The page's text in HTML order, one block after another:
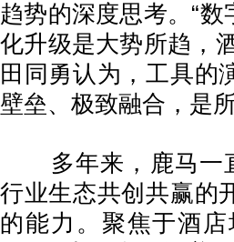
趋势的深度思考。“
化升级是大势所趋，
田同勇认为，工具的
壁垒、极致融合，是
多年来，鹿马一直
行业生态共创共赢的
的能力。聚焦于酒